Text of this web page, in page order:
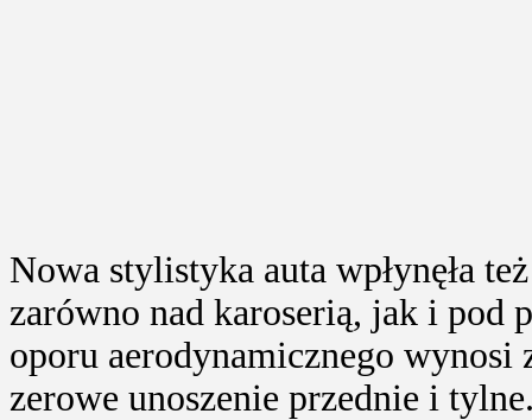
Nowa stylistyka auta wpłynęła
zarówno nad karoserią, jak i pod
oporu aerodynamicznego
zerowe unoszenie przednie i